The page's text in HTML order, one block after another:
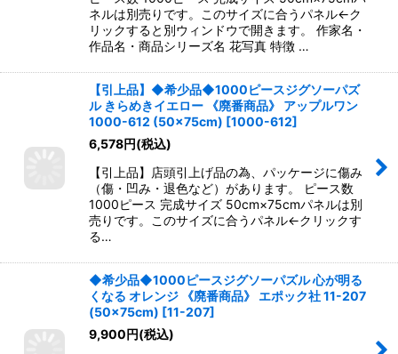
ネルは別売りです。このサイズに合うパネル←ク
リックすると別ウィンドウで開きます。 作家名・
作品名・商品シリーズ名 花写真 特徴 …
【引上品】◆希少品◆1000ピースジグソーパズ
ル きらめきイエロー 《廃番商品》 アップルワン
1000-612 (50×75cm) [1000-612]
6,578円(税込)
【引上品】店頭引上げ品の為、パッケージに傷み
（傷・凹み・退色など）があります。 ピース数
1000ピース 完成サイズ 50cm×75cmパネルは別
売りです。このサイズに合うパネル←クリックす
る…
◆希少品◆1000ピースジグソーパズル 心が明る
くなる オレンジ 《廃番商品》 エポック社 11-207
(50×75cm) [11-207]
9,900円(税込)